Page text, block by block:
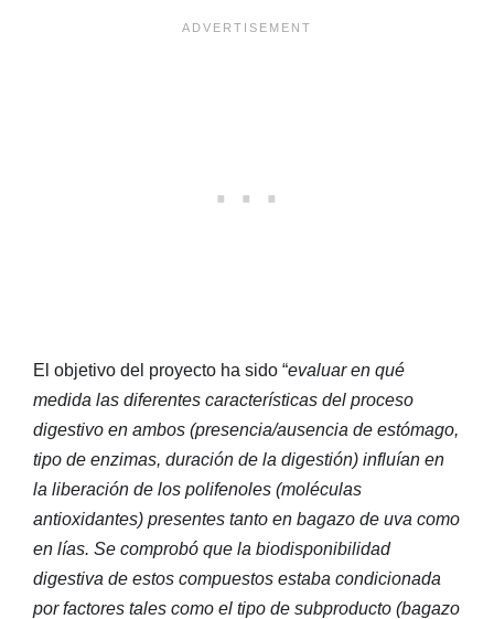
El objetivo del proyecto ha sido “evaluar en qué
medida las diferentes características del proceso
digestivo en ambos (presencia/ausencia de estómago,
tipo de enzimas, duración de la digestión) influían en
la liberación de los polifenoles (moléculas
antioxidantes) presentes tanto en bagazo de uva como
en lías. Se comprobó que la biodisponibilidad
digestiva de estos compuestos estaba condicionada
por factores tales como el tipo de subproducto (bagazo